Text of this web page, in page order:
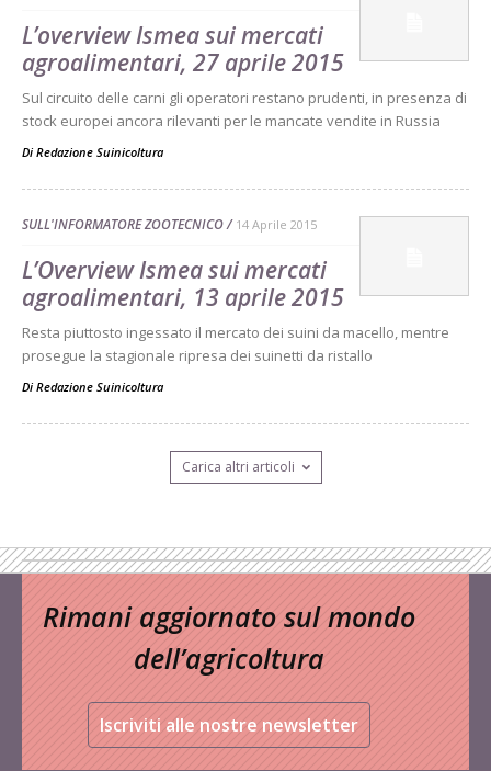
L’overview Ismea sui mercati
agroalimentari, 27 aprile 2015
Sul circuito delle carni gli operatori restano prudenti, in presenza di
stock europei ancora rilevanti per le mancate vendite in Russia
Di Redazione Suinicoltura
SULL'INFORMATORE ZOOTECNICO 14 Aprile 2015
L’Overview Ismea sui mercati
agroalimentari, 13 aprile 2015
Resta piuttosto ingessato il mercato dei suini da macello, mentre
prosegue la stagionale ripresa dei suinetti da ristallo
Di Redazione Suinicoltura
Carica altri articoli
Rimani aggiornato sul mondo
dell’agricoltura
Iscriviti alle nostre newsletter